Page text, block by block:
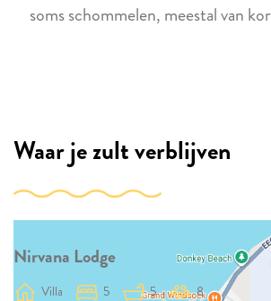
soms schommelen, meestal van
Waar je zult verblijven
Nirvana Lodge
Villa 5 5 8